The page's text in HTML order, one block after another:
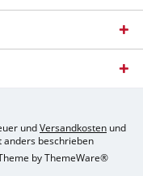
undVersandkosten und
anders beschrieben
byThemeWare®